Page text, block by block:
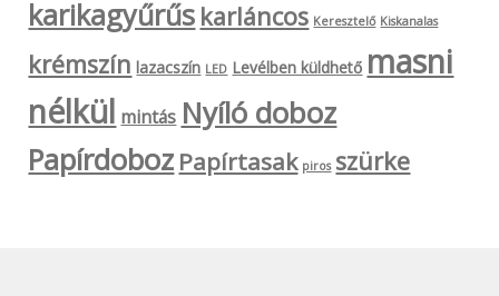
karikagyűrűs karláncos Keresztelő Kiskanalas
krémszín lazacszín LED Levélben küldhető masni
nélkül mintás Nyíló doboz
Papírdoboz Papírtasak piros szürke